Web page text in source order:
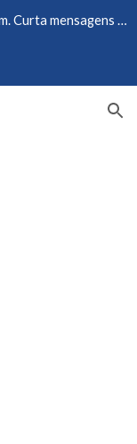
Skip to navigation
Siga meu perfil @cristiansallesbr no Instagram. Curta mensagens de motivações e acompanhe novidades.